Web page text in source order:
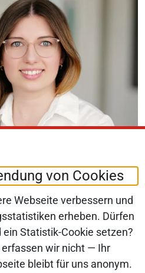
von Cookies
Webseite verbessern und
erheben. Dürfen
Statistik-Cookie setzen?
wir nicht — Ihr
bleibt für uns anonym.
Presskommunikation